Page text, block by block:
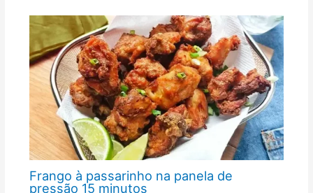
Frango à passarinho na panela de
pressão 15 minutos